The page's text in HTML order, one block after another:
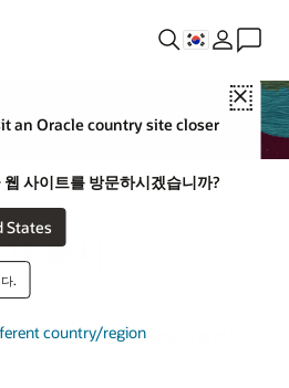
Close
an Oracle country site closer
사이트를 방문하시겠습니까?
States
.
country/region
출시
개발자의 생산성 향상을 지원하는